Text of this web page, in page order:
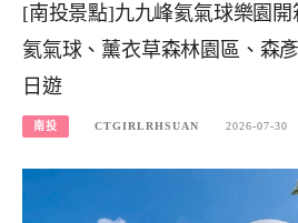
[南投景點]九九峰氦氣球樂園
氦氣球、薰衣草森林園區、森
日遊
南投 CTGIRLRHSUAN 2026-07-30